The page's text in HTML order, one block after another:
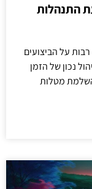
התנהלות
רבות על הביצועים
נכון של הזמן
מטלות